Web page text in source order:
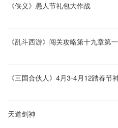
《侠义》愚人节礼包大作战
天道剑神